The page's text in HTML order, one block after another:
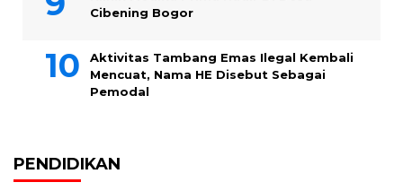
Cibening Bogor
Aktivitas Tambang Emas Ilegal Kembali
Mencuat, Nama HE Disebut Sebagai
Pemodal
PENDIDIKAN